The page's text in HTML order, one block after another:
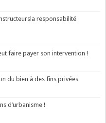
responsabilité
faire payer son intervention !
du bien à des fins privées
d’urbanisme !